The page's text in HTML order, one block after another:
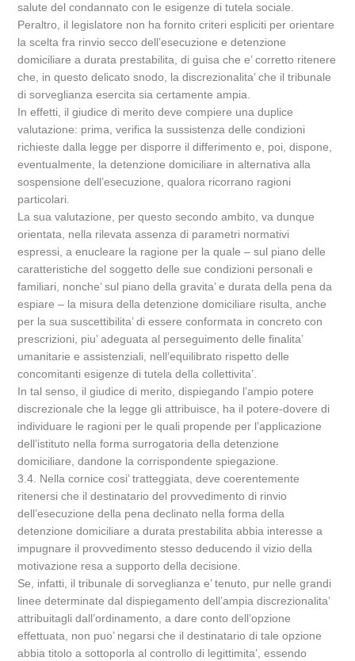
salute del condannato con le esigenze di tutela sociale.
Peraltro, il legislatore non ha fornito criteri espliciti per orientare
la scelta fra rinvio secco dell’esecuzione e detenzione
domiciliare a durata prestabilita, di guisa che e’ corretto ritenere
che, in questo delicato snodo, la discrezionalita’ che il tribunale
di sorveglianza esercita sia certamente ampia.
In effetti, il giudice di merito deve compiere una duplice
valutazione: prima, verifica la sussistenza delle condizioni
richieste dalla legge per disporre il differimento e, poi, dispone,
eventualmente, la detenzione domiciliare in alternativa alla
sospensione dell’esecuzione, qualora ricorrano ragioni
particolari.
La sua valutazione, per questo secondo ambito, va dunque
orientata, nella rilevata assenza di parametri normativi
espressi, a enucleare la ragione per la quale – sul piano delle
caratteristiche del soggetto delle sue condizioni personali e
familiari, nonche’ sul piano della gravita’ e durata della pena da
espiare – la misura della detenzione domiciliare risulta, anche
per la sua suscettibilita’ di essere conformata in concreto con
prescrizioni, piu’ adeguata al perseguimento delle finalita’
umanitarie e assistenziali, nell’equilibrato rispetto delle
concomitanti esigenze di tutela della collettivita’.
In tal senso, il giudice di merito, dispiegando l’ampio potere
discrezionale che la legge gli attribuisce, ha il potere-dovere di
individuare le ragioni per le quali propende per l’applicazione
dell’istituto nella forma surrogatoria della detenzione
domiciliare, dandone la corrispondente spiegazione.
3.4. Nella cornice cosi’ tratteggiata, deve coerentemente
ritenersi che il destinatario del provvedimento di rinvio
dell’esecuzione della pena declinato nella forma della
detenzione domiciliare a durata prestabilita abbia interesse a
impugnare il provvedimento stesso deducendo il vizio della
motivazione resa a supporto della decisione.
Se, infatti, il tribunale di sorveglianza e’ tenuto, pur nelle grandi
linee determinate dal dispiegamento dell’ampia discrezionalita’
attribuitagli dall’ordinamento, a dare conto dell’opzione
effettuata, non puo’ negarsi che il destinatario di tale opzione
abbia titolo a sottoporla al controllo di legittimita’, essendo